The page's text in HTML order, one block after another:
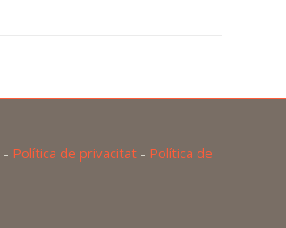
- Política de privacitat - Política de